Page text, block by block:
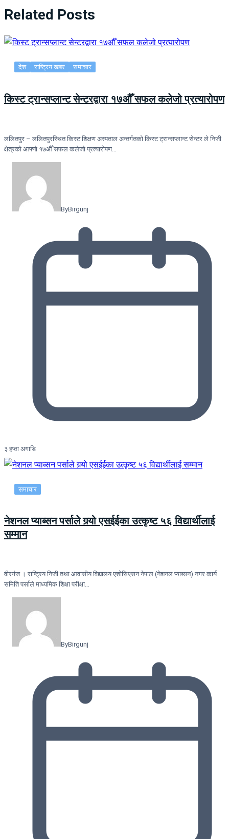
Related Posts
देश राष्ट्रिय खबर समाचार
किस्ट ट्रान्सप्लान्ट सेन्टरद्वारा १७औँ सफल कलेजो प्रत्यारोपण
ललितपुर – ललितपुरस्थित किस्ट शिक्षण अस्पताल अन्तर्गतको किस्ट ट्रान्सप्लान्ट सेन्टर ले निजी
क्षेत्रको आफ्नो १७औँ सफल कलेजो प्रत्यारोपण…
ByBirgunj
३ हप्ता अगाडि
समाचार
नेशनल प्याब्सन पर्साले गर्‍यो एसईईका उत्कृष्ट ५६ विद्यार्थीलाई
सम्मान
वीरगंज । राष्ट्रिय निजी तथा आवासीय विद्यालय एशोसिएसन नेपाल (नेशनल प्याब्सन) नगर कार्य
समिति पर्साले माध्यमिक शिक्षा परीक्षा…
ByBirgunj